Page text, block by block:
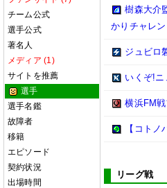
チーム公式
選手公式
著名人
メディア (1)
サイトを推薦
選手
選手名鑑
故障者
移籍
エピソード
契約状況
出場時間
樹森大介
かりチャレ
ジュビロ
いくぞ!ニ
横浜FM
【コト
リーグ戦